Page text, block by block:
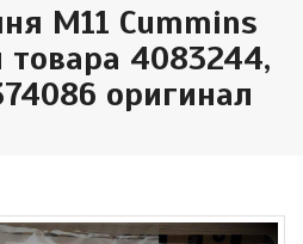
M11 Cummins
товара 4083244,
оригинал